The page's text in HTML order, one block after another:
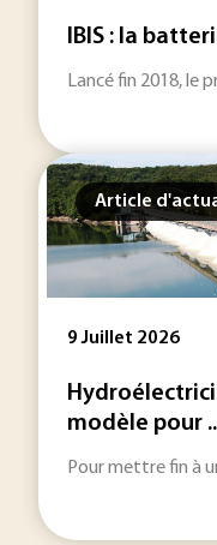
IBIS : la
Lancé fin 2018, le
Article
9 Juillet 2026
modèle pour
Pour mettre fin à